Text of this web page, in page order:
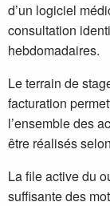
d’un logiciel
consultation
hebdomadaires.
Le terrain de
facturation
l’ensemble des
être réalisés
La file active du
suffisante des